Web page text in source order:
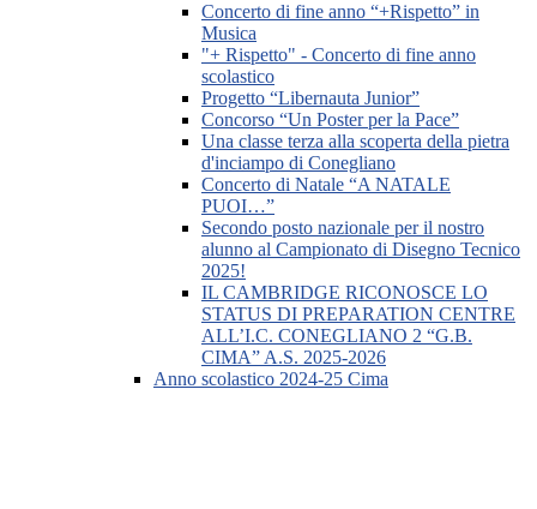
Concerto di fine anno “+Rispetto” in
Musica
"+ Rispetto" - Concerto di fine anno
scolastico
Progetto “Libernauta Junior”
Concorso “Un Poster per la Pace”
Una classe terza alla scoperta della pietra
d'inciampo di Conegliano
Concerto di Natale “A NATALE
PUOI…”
Secondo posto nazionale per il nostro
alunno al Campionato di Disegno Tecnico
2025!
IL CAMBRIDGE RICONOSCE LO
STATUS DI PREPARATION CENTRE
ALL’I.C. CONEGLIANO 2 “G.B.
CIMA” A.S. 2025-2026
Anno scolastico 2024-25 Cima